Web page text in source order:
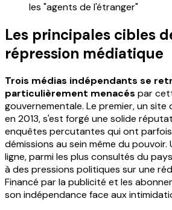
les "agents de l'étranger"
Les principales cibles
répression médiatique
Trois médias indépendants se
particulièrement menacés par
gouvernementale. Le premier, un
en 2013, s'est forgé une solide
enquêtes percutantes qui ont
démissions au sein même du pouvoir.
ligne, parmi les plus consultés du
à des pressions politiques sur une
Financé par la publicité et les
son indépendance face aux